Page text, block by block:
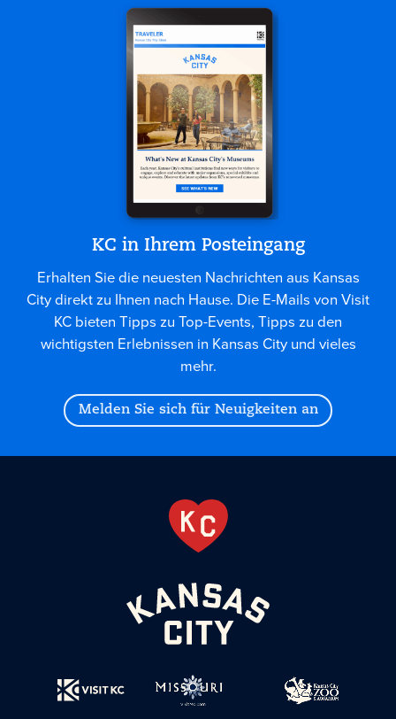
KC in Ihrem Posteingang
Erhalten Sie die neuesten Nachrichten aus Kansas
City direkt zu Ihnen nach Hause. Die E-Mails von Visit
KC bieten Tipps zu Top-Events, Tipps zu den
wichtigsten Erlebnissen in Kansas City und vieles
mehr.
Melden Sie sich für Neuigkeiten an